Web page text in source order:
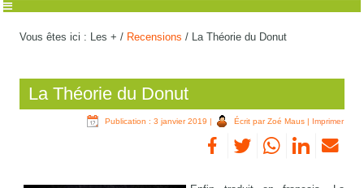
Vous êtes ici : Les + / Recensions / La Théorie du Donut
La Théorie du Donut
Publication : 3 janvier 2019 | Écrit par Zoé Maus| Imprimer